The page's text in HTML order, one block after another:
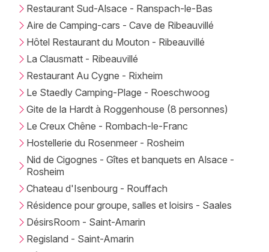
Restaurant Sud-Alsace - Ranspach-le-Bas
Aire de Camping-cars - Cave de Ribeauvillé
Hôtel Restaurant du Mouton - Ribeauvillé
La Clausmatt - Ribeauvillé
Restaurant Au Cygne - Rixheim
Le Staedly Camping-Plage - Roeschwoog
Gite de la Hardt à Roggenhouse (8 personnes)
Le Creux Chêne - Rombach-le-Franc
Hostellerie du Rosenmeer - Rosheim
Nid de Cigognes - Gîtes et banquets en Alsace -
Rosheim
Chateau d'Isenbourg - Rouffach
Résidence pour groupe, salles et loisirs - Saales
DésirsRoom - Saint-Amarin
Regisland - Saint-Amarin